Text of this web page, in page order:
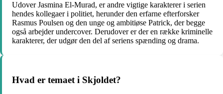
Udover Jasmina El-Murad, er andre vigtige karakterer i serien
hendes kollegaer i politiet, herunder den erfarne efterforsker
Rasmus Poulsen og den unge og ambitiøse Patrick, der begge
også arbejder undercover. Derudover er der en række kriminelle
karakterer, der udgør den del af seriens spænding og drama.
Hvad er temaet i Skjoldet?